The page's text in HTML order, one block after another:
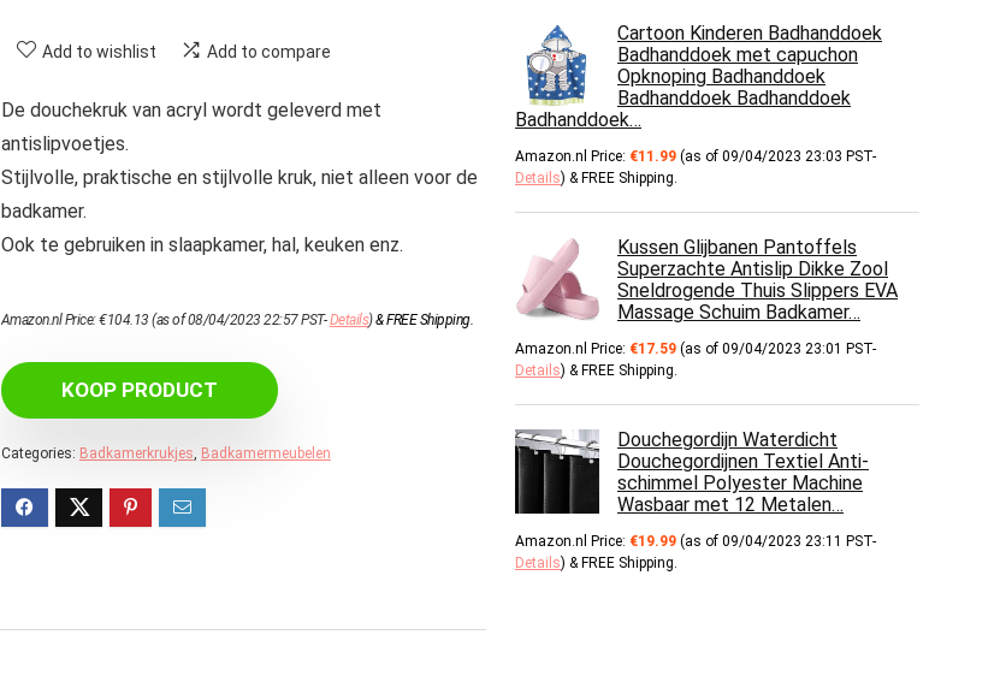
Add to wishlist Add to compare
De douchekruk van acryl wordt geleverd met
antislipvoetjes.
Stijlvolle, praktische en stijlvolle kruk, niet alleen voor de
badkamer.
Ook te gebruiken in slaapkamer, hal, keuken enz.
Amazon.nl Price:€104.13 (as of 08/04/2023 22:57 PST-Details)&FREE Shipping.
KOOP PRODUCT
Categories: Badkamerkrukjes, Badkamermeubelen
Cartoon Kinderen Badhanddoek
Badhanddoek met capuchon
Opknoping Badhanddoek
Badhanddoek Badhanddoek
Badhanddoek…
Amazon.nl Price: €11.99 (as of 09/04/2023 23:03 PST-
Details) & FREE Shipping.
Kussen Glijbanen Pantoffels
Superzachte Antislip Dikke Zool
Sneldrogende Thuis Slippers EVA
Massage Schuim Badkamer…
Amazon.nl Price: €17.59 (as of 09/04/2023 23:01 PST-
Details) & FREE Shipping.
Douchegordijn Waterdicht
Douchegordijnen Textiel Anti-
schimmel Polyester Machine
Wasbaar met 12 Metalen…
Amazon.nl Price: €19.99 (as of 09/04/2023 23:11 PST-
Details) & FREE Shipping.